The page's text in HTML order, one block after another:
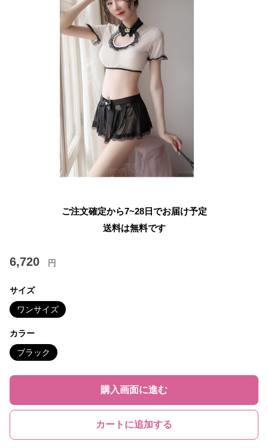
ご注文確定から7~28日でお届け予定
送料は無料です
6,720 円
サイズ
ワンサイズ
カラー
ブラック
購入画面に進む
カートに追加する